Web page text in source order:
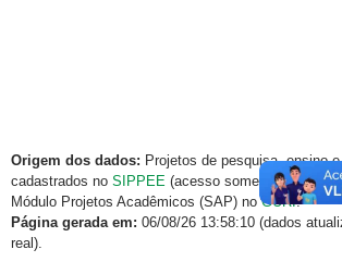
Origem dos dados: Projetos de pesquisa, ensino
cadastrados no SIPPEE (acesso somente via rede
Módulo Projetos Acadêmicos (SAP) noGURI.
Página gerada em: 06/08/26 13:58:10 (dados
real).